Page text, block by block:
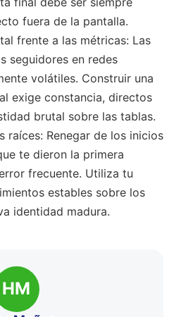
fuera de la pantalla.
frente a las métricas: Las
seguidores en redes
volátiles. Construir una
exige constancia, directos
brutal sobre las tablas.
raíces: Renegar de los inicios
te dieron la primera
frecuente. Utiliza tu
estables sobre los
identidad madura.
HM